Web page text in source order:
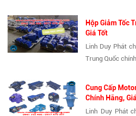
Hộp Giảm Tốc
Giá Tốt
Linh Duy Phát
Trung Quốc chính
Cung Cấp
Chính Hãng,
Linh Duy Phát